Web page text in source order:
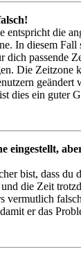
entspricht die
In diesem Fall
dich passende
Die Zeitzone
geändert
dies ein guter
eingestellt,
bist, dass du
die Zeit
vermutlich
er das